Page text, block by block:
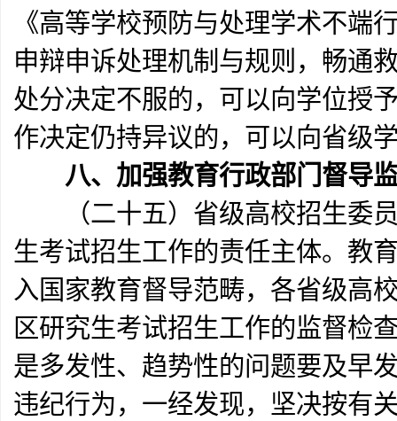
《高等学校预防与处理学术不端
申辩申诉处理机制与规则，畅通
处分决定不服的，可以向学位授
作决定仍持异议的，可以向省级
八、加强教育行政部门督导
（二十五）省级高校招生委员
生考试招生工作的责任主体。教
入国家教育督导范畴，各省级高
区研究生考试招生工作的监督检
是多发性、趋势性的问题要及早
违纪行为，一经发现，坚决按有